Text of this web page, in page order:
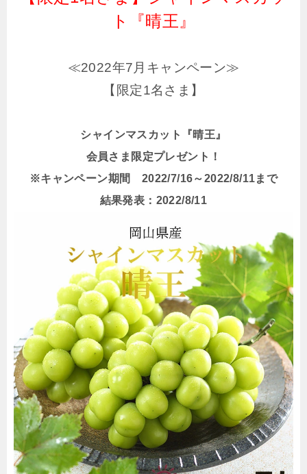
ト『晴王』
≪2022年7月キャンペーン≫
【限定1名さま】
シャインマスカット『晴王』
会員さま限定プレゼント！
※キャンペーン期間 2022/7/16～2022/8/11まで
結果発表：2022/8/11